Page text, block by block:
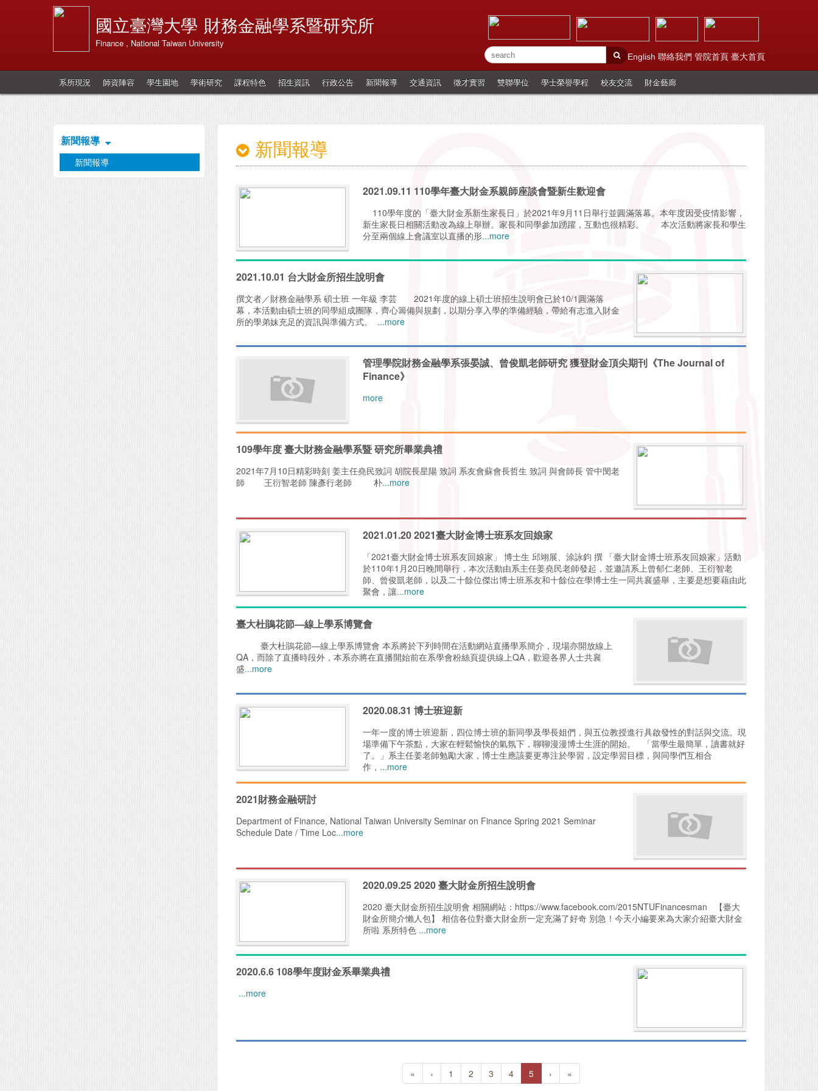
國立臺灣大學 財務金融學系暨研究所
Finance , National Taiwan University
English 聯絡我們 管院首頁 臺大首頁
系所現況 師資陣容 學生園地 學術研究 課程特色 招生資訊 行政公告 新聞報導 交通資訊 徵才實習 雙聯學位 學士榮譽學程 校友交流 財金藝廊
新聞報導
新聞報導
新聞報導
2021.09.11 110學年臺大財金系親師座談會暨新生歡迎會
110學年度的「臺大財金系新生家長日」於2021年9月11日舉行並圓滿落幕。本年度因受疫情影響，
新生家長日相關活動改為線上舉辦。家長和同學參加踴躍，互動也很精彩。 本次活動將家長和學生
分至兩個線上會議室以直播的形...more
2021.10.01 台大財金所招生說明會
撰文者／財務金融學系 碩士班 一年級 李芸 2021年度的線上碩士班招生說明會已於10/1圓滿落
幕，本活動由碩士班的同學組成團隊，齊心籌備與規劃，以期分享入學的準備經驗，帶給有志進入財金
所的學弟妹充足的資訊與準備方式。 ...more
管理學院財務金融學系張晏誠、曾俊凱老師研究 獲登財金頂尖期刊《The Journal of
Finance》
more
109學年度 臺大財務金融學系暨 研究所畢業典禮
2021年7月10日精彩時刻 姜主任堯民致詞 胡院長星陽 致詞 系友會蘇會長哲生 致詞 與會師長 管中閔老
師 王衍智老師 陳彥行老師 朴...more
2021.01.20 2021臺大財金博士班系友回娘家
「2021臺大財金博士班系友回娘家」 博士生 邱翊展、涂詠鈞 撰 「臺大財金博士班系友回娘家」活動
於110年1月20日晚間舉行，本次活動由系主任姜堯民老師發起，並邀請系上曾郁仁老師、王衍智老
師、曾俊凱老師，以及二十餘位傑出博士班系友和十餘位在學博士生一同共襄盛舉，主要是想要藉由此
聚會，讓...more
臺大杜鵑花節—線上學系博覽會
臺大杜鵑花節—線上學系博覽會 本系將於下列時間在活動網站直播學系簡介，現場亦開放線上
QA，而除了直播時段外，本系亦將在直播開始前在系學會粉絲頁提供線上QA，歡迎各界人士共襄
盛...more
2020.08.31 博士班迎新
一年一度的博士班迎新，四位博士班的新同學及學長姐們，與五位教授進行具啟發性的對話與交流。現
場準備下午茶點，大家在輕鬆愉快的氣氛下，聊聊漫漫博士生涯的開始。 「當學生最簡單，讀書就好
了。」系主任姜老師勉勵大家，博士生應該要更專注於學習，設定學習目標，與同學們互相合
作， ...more
2021財務金融研討
Department of Finance, National Taiwan University Seminar on Finance Spring 2021 Seminar
Schedule Date / Time Loc...more
2020.09.25 2020 臺大財金所招生說明會
2020 臺大財金所招生說明會 相關網站：https://www.facebook.com/2015NTUFinancesman 【臺大
財金所簡介懶人包】 相信各位對臺大財金所一定充滿了好奇 別急！今天小編要來為大家介紹臺大財金
所啦 系所特色 ...more
2020.6.6 108學年度財金系畢業典禮
...more
« ‹ 1 2 3 4 5 › »